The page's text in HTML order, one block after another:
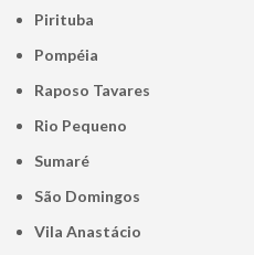
Pirituba
Pompéia
Raposo Tavares
Rio Pequeno
Sumaré
São Domingos
Vila Anastácio